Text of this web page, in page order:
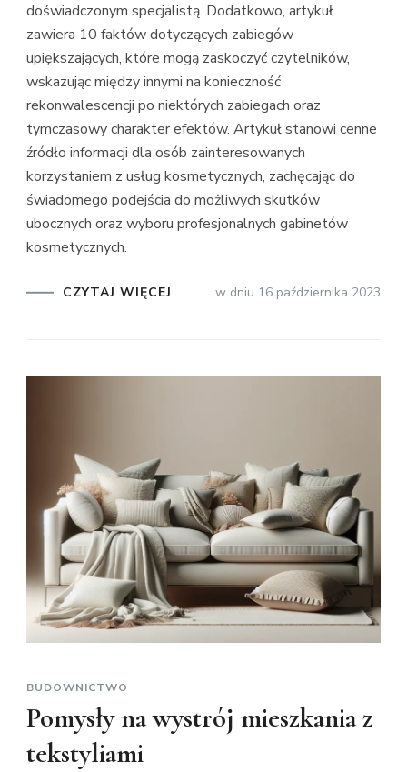
doświadczonym specjalistą. Dodatkowo, artykuł
zawiera 10 faktów dotyczących zabiegów
upiększających, które mogą zaskoczyć czytelników,
wskazując między innymi na konieczność
rekonwalescencji po niektórych zabiegach oraz
tymczasowy charakter efektów. Artykuł stanowi cenne
źródło informacji dla osób zainteresowanych
korzystaniem z usług kosmetycznych, zachęcając do
świadomego podejścia do możliwych skutków
ubocznych oraz wyboru profesjonalnych gabinetów
kosmetycznych.
CZYTAJ WIĘCEJ w dniu 16 października 2023
BUDOWNICTWO
Pomysły na wystrój mieszkania z
tekstyliami